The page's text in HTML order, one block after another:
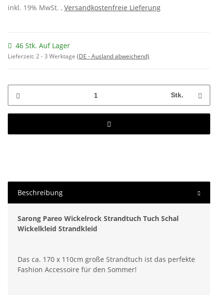
inkl. 19% MwSt. , Versandkostenfreie Lieferung
46 Stk. Auf Lager
Lieferzeit:2 - 3 Werktage (DE - Ausland abweichend)
Stk.
Beschreibung
Sarong Pareo Wickelrock Strandtuch Tuch Schal
Wickelkleid Strandkleid
Das ca. 170 x 110cm große Strandtuch ist das perfekte
Fashion Accessoire für den Sommer!